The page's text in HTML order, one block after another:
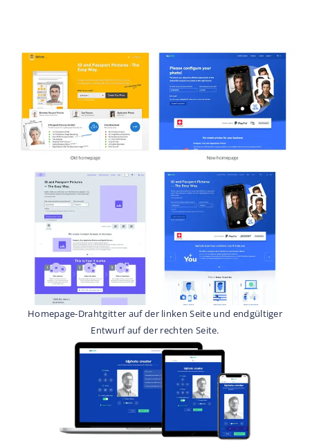
Homepage-Drahtgitter auf der linken Seite und endgültiger
Entwurf auf der rechten Seite.